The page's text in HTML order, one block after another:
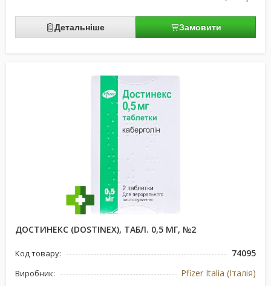
Детальніше Замовити
ДОСТИНЕКС (DOSTINEX), ТАБЛ. 0,5 МГ, №2
Код товару: 74095
Виробник: Pfizer Italia (Італія)